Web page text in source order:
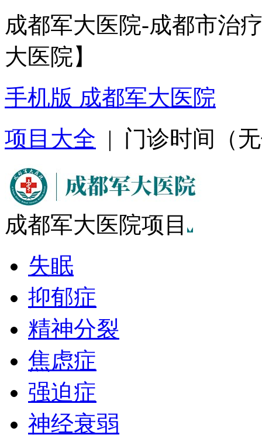
成都军大医院-成都市治
大医院】
手机版 成都军大医院
项目大全 | 门诊时间（
成都军大医院项目
失眠
抑郁症
精神分裂
焦虑症
强迫症
神经衰弱